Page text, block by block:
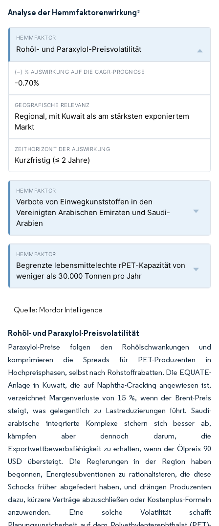
Analyse der Hemmfaktorenwirkung*
Rohöl- und Paraxylol-Preisvolatilität
-0.70%
Regional, mit Kuwait als am stärksten exponiertem
Markt
Kurzfristig (≤ 2 Jahre)
Verbote von Einwegkunststoffen in den
Vereinigten Arabischen Emiraten und Saudi-
Arabien
Begrenzte lebensmittelechte rPET-Kapazität von
weniger als 30.000 Tonnen pro Jahr
Quelle: Mordor Intelligence
Rohöl- und Paraxylol-Preisvolatilität
Paraxylol-Preise folgen den Rohölschwankungen und
komprimieren die Spreads für PET-Produzenten in
Hochpreisphasen, selbst nach Rohstoffrabatten. Die EQUATE-
Anlage in Kuwait, die auf Naphtha-Cracking angewiesen ist,
verzeichnet Margenverluste von 15 %, wenn der Brent-Preis
steigt, was gelegentlich zu Lastreduzierungen führt. Saudi-
arabische integrierte Komplexe sichern sich besser ab,
kämpfen aber dennoch darum, die
Exportwettbewerbsfähigkeit zu erhalten, wenn der Ölpreis 90
USD übersteigt. Die Regierungen in der Region haben
begonnen, Energiesubventionen zu rationalisieren, die diese
Schocks früher abgefedert haben, und drängen Produzenten
dazu, kürzere Verträge abzuschließen oder Kostenplus-Formeln
anzuwenden. Eine solche Volatilität schafft